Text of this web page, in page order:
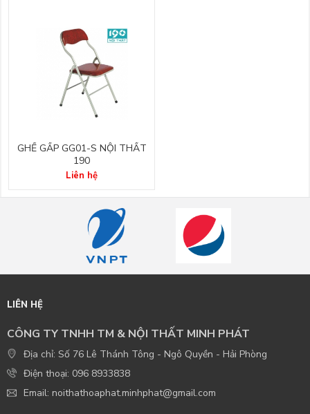
GHẾ GẤP GG01-S NỘI THẤT
190
Liên hệ
LIÊN HỆ
CÔNG TY TNHH TM & NỘI THẤT MINH PHÁT
Địa chỉ: Số 76 Lê Thánh Tông - Ngô Quyền - Hải Phòng
Điện thoại: 096 8933838
Email: noithathoaphat.minhphat@gmail.com